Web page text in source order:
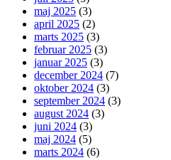
maj 2025 (3)
april 2025 (2)
marts 2025 (3)
februar 2025 (3)
januar 2025 (3)
december 2024 (7)
oktober 2024 (3)
september 2024 (3)
august 2024 (3)
juni 2024 (3)
maj 2024 (5)
marts 2024 (6)